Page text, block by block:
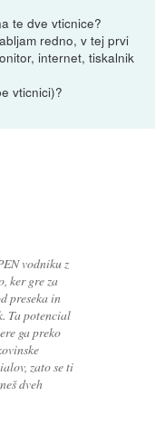
te dve vticnice?
redno, v tej prvi
internet, tiskalnik
vticnici)?
vodniku z
ker gre za
preseka in
Ta potencial
ga preko
zato se ti
dveh